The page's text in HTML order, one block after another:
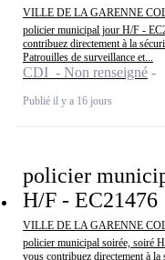
VILLE DE LA GARENNE
policier municipal jour H/F -
contribuez directement à la
Patrouilles de surveillance et...
CDI - Non renseigné
Publié il y a 16 jours
policier
H/F - EC21476
VILLE DE LA GARENNE
policier municipal soirée, soiré
vous contribuez directement à